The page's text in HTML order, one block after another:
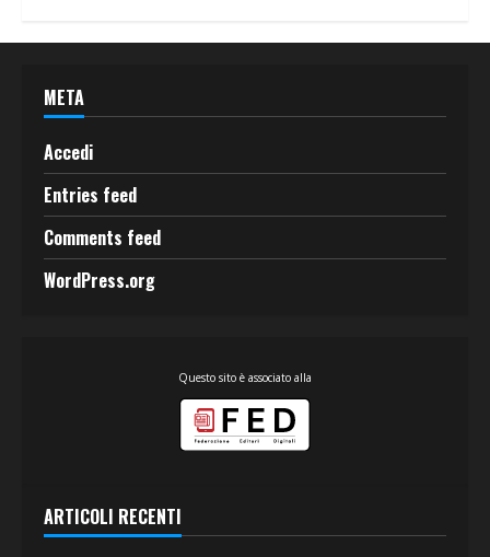
META
Accedi
Entries feed
Comments feed
WordPress.org
Questo sito è associato alla
ARTICOLI RECENTI